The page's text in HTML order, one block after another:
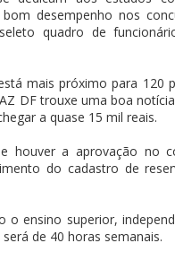
desempenho nos
quadro de
mais próximo para 120
DF trouxe uma boa
a quase 15 mil reais.
houver a aprovação no
do cadastro de
ensino superior,
de 40 horas semanais.